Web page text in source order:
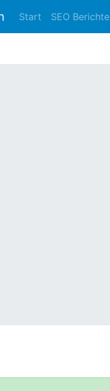
Start SEO Berichte